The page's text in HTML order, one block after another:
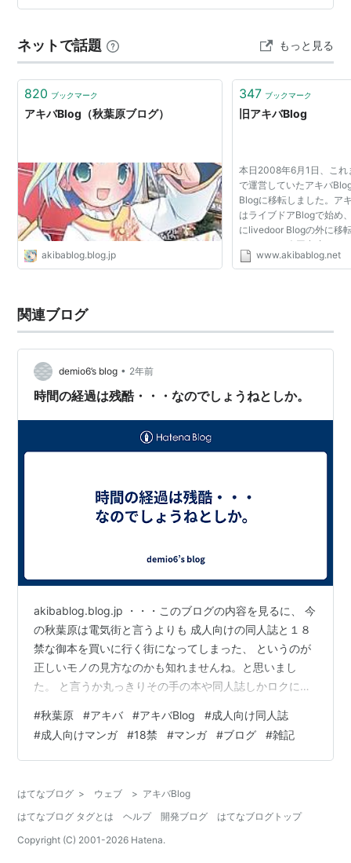
るための対策と思われる。
アキバBlog管理人geekによる、店内や人物の盗撮被
害が後を絶たず、問題視されている。
*1:http://inuyoubi.cocolog-
ネットで話題 もっと見る
820 ブックマーク
アキバBlog（秋葉原ブログ）
akibablog.blog.jp
347 ブックマーク
旧アキバBlog
本日2008年6月1日、これ
で運営していたアキバ
Blogに移転しました。ア
はライブドアBlogで始め
にlivedoor Blogの外に移
ドアBlogに今回出戻るこ
akibablog.netは過去記事
www.akibablog.net
関連ブログ
demio6’s blog • 2年前
時間の経過は残酷・・・なのでしょうねとしか。
akibablog.blog.jp ・・・このブログの内容を見るに、 今
の秋葉原は電気街と言うよりも 成人向けの同人誌と１８
禁な御本を買いに行く街になってしまった、 というのが
正しいモノの見方なのかも知れませんね。と思いまし
た。 と言うか丸っきりその手の本や同人誌しかロクに載
じを受けますね、どうしても。 と言うよりもブルーレイ
や小説の新刊とかの情報が少な過ぎて、 捜すのに苦労し
ますしねぇ＞アキバBlog
#秋葉原 #アキバ #アキバBlog #成人向け同人誌
#成人向けマンガ #18禁 #マンガ #ブログ #雑記
はてなブログ > ウェブ > アキバBlog
はてなブログ タグとは
ヘルプ 開発ブログ
はてなブログトップ
Copyright (C) 2001-2026 Hatena.